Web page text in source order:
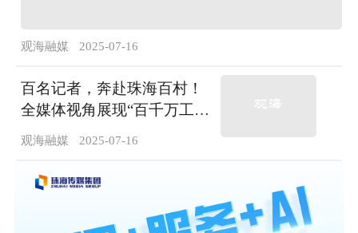
观海融媒 2025-07-16
百名记者，奔赴珠海百村！
全媒体视角展现“百千万工
程”创新实践
观海融媒 2025-07-16